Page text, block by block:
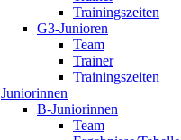
Trainingszeiten
G3-Junioren
Team
Trainer
Trainingszeiten
Juniorinnen
B-Juniorinnen
Team